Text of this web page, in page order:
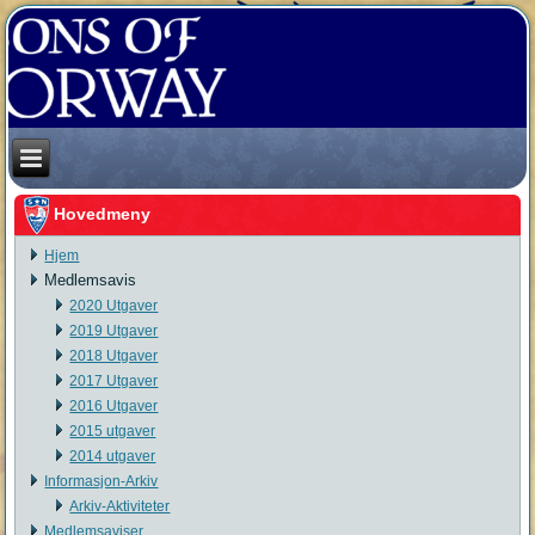
Hovedmeny
Hjem
Medlemsavis
2020 Utgaver
2019 Utgaver
2018 Utgaver
2017 Utgaver
2016 Utgaver
2015 utgaver
2014 utgaver
Informasjon-Arkiv
Arkiv-Aktiviteter